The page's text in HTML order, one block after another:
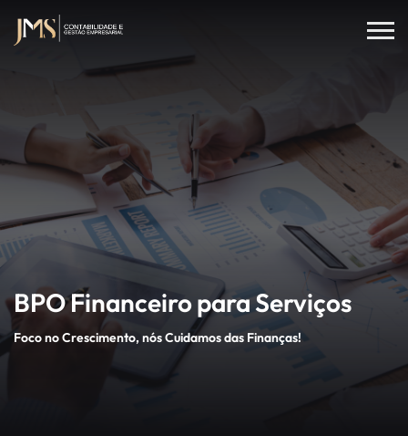
BPO Financeiro para Serviços
Foco no Crescimento, nós Cuidamos das Finanças!